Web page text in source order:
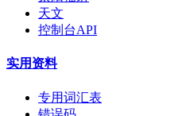
天文
控制台API
实用资料
专用词汇表